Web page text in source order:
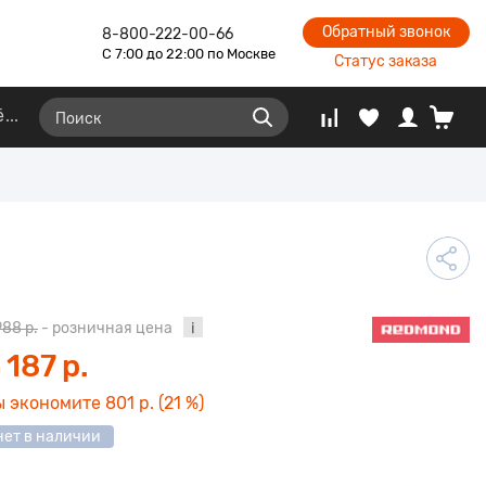
8-800-222-00-66
С 7:00 до 22:00 по Москве
Обратный звонок
Статус заказа
р. - розничная цена
187 р.
экономите 801 р. (21 %)
в наличии